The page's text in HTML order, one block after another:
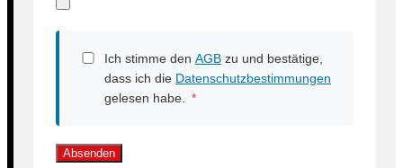
Ich stimme den AGB zu und bestätige,
dass ich die Datenschutzbestimmungen
gelesen habe. *
Absenden